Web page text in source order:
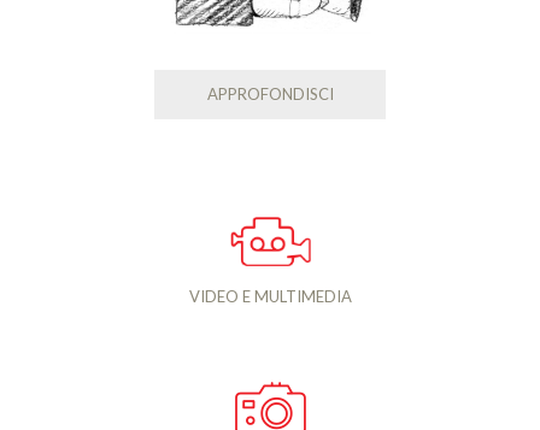
APPROFONDISCI
VIDEO E MULTIMEDIA